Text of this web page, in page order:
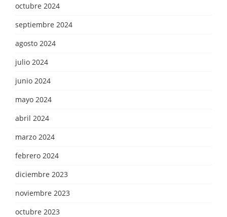
octubre 2024
septiembre 2024
agosto 2024
julio 2024
junio 2024
mayo 2024
abril 2024
marzo 2024
febrero 2024
diciembre 2023
noviembre 2023
octubre 2023